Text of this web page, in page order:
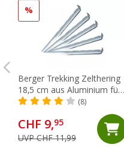
%
Berger Trekking Zelthering
18,5 cm aus Aluminium für
harte Böden, 5er-Pack
(8)
CHF 9,95
UVP CHF 11,99